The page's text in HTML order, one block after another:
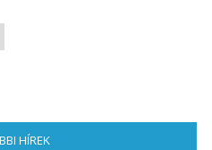
HÍREK